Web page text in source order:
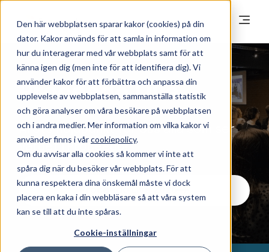
Den här webbplatsen sparar kakor (cookies) på din
dator. Kakor används för att samla in information om
hur du interagerar med vår webbplats samt för att
känna igen dig (men inte för att identifiera dig). Vi
använder kakor för att förbättra och anpassa din
upplevelse av webbplatsen, sammanställa statistik
och göra analyser om våra besökare på webbplatsen
och i andra medier. Mer information om vilka kakor vi
använder finns i vårcookiepolicy.
Om du avvisar alla cookies så kommer vi inte att
spåra dig när du besöker vår webbplats. För att
kunna respektera dina önskemål måste vi dock
placera en kaka i din webbläsare så att våra system
kan se till att du inte spåras.
Cookie-inställningar
Proceedo Live
Årets höjdpunkt för oss alla som ser
värdet i Proceedo!